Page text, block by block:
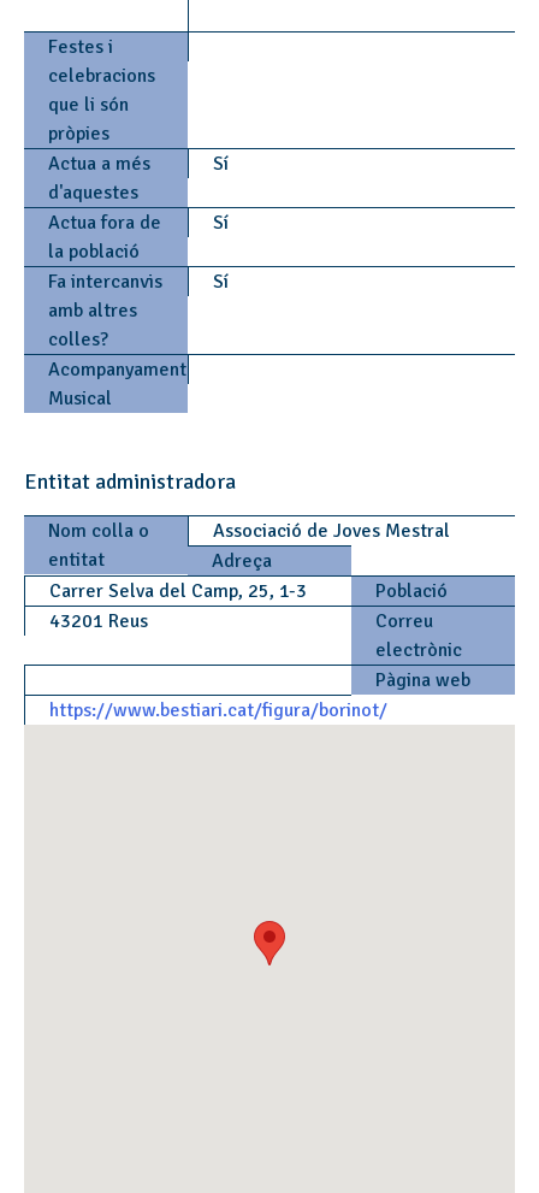
Festes i
celebracions
que li són
pròpies
Actua a més
d'aquestes
Sí
Actua fora de
la població
Sí
Fa intercanvis
amb altres
colles?
Sí
Acompanyament
Musical
Entitat administradora
Nom colla o
entitat
Associació de Joves Mestral
Adreça
Carrer Selva del Camp, 25, 1-3
Població
43201 Reus
Correu
electrònic
Pàgina web
https://www.bestiari.cat/figura/borinot/